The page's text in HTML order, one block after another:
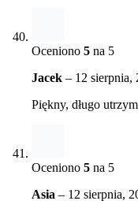
Oceniono 5 na 5
Jacek – 12 sierpnia,
Piękny, długo
Oceniono 5 na 5
Asia – 12 sierpnia,